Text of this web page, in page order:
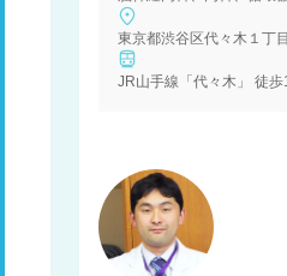
東京都渋谷区代々木１丁
JR山手線「代々木」 徒歩